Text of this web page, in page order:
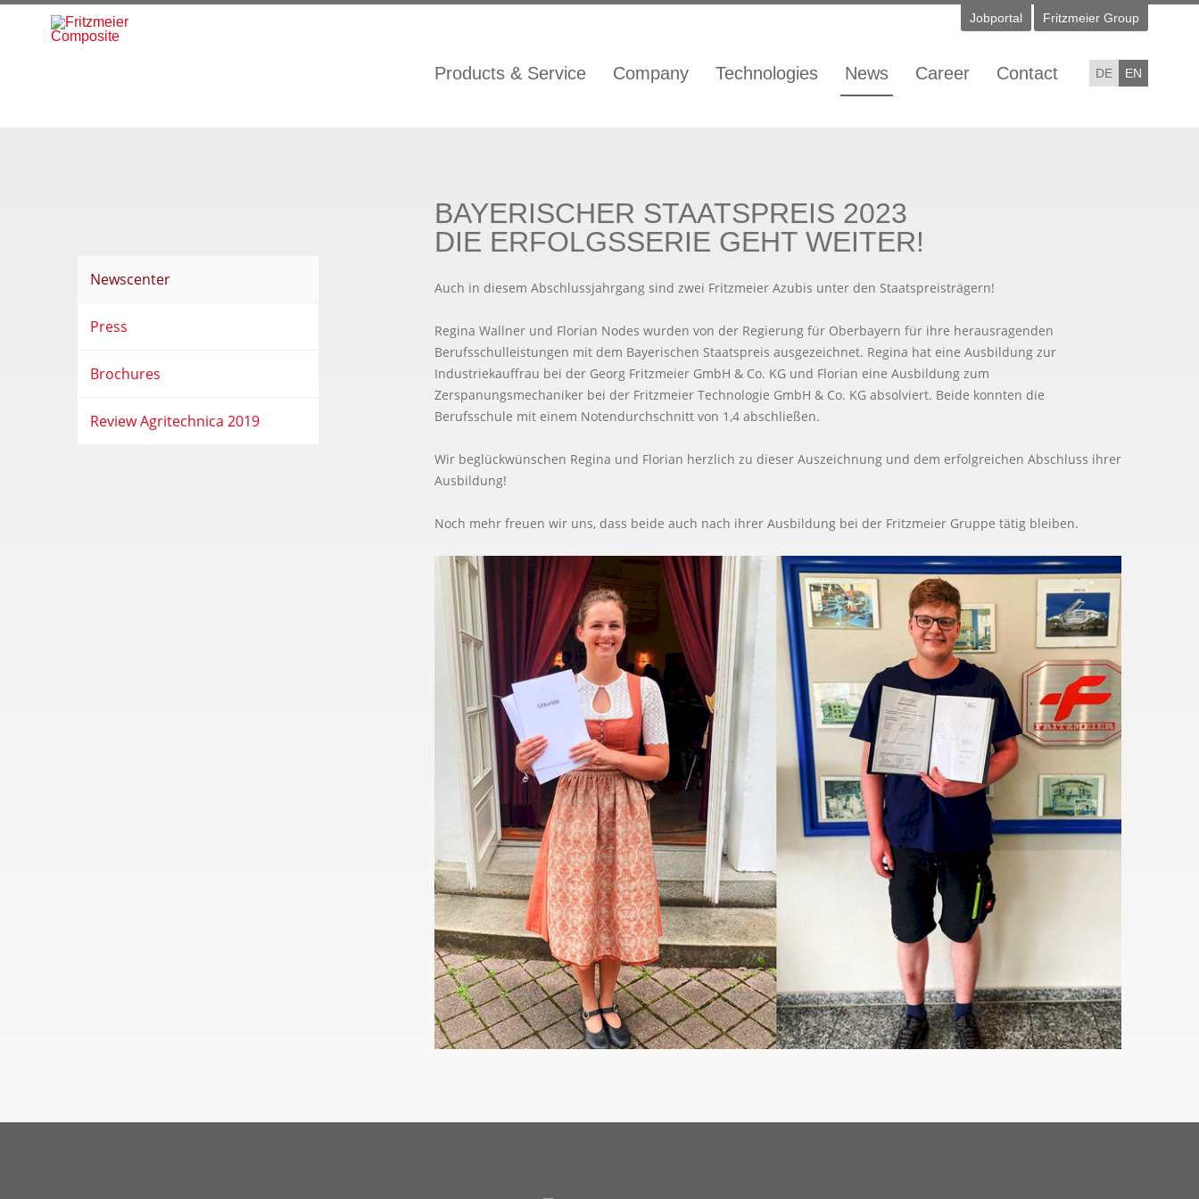
Fritzmeier Group
Jobportal
DE EN
Products & Service Company Technologies News Career Contact
Newscenter
Press
Brochures
Review Agritechnica 2019
BAYERISCHER STAATSPREIS 2023
DIE ERFOLGSSERIE GEHT WEITER!
Auch in diesem Abschlussjahrgang sind zwei Fritzmeier Azubis unter den Staatspreisträgern!
Regina Wallner und Florian Nodes wurden von der Regierung für Oberbayern für ihre herausragenden
Berufsschulleistungen mit dem Bayerischen Staatspreis ausgezeichnet. Regina hat eine Ausbildung zur
Industriekauffrau bei der Georg Fritzmeier GmbH & Co. KG und Florian eine Ausbildung zum
Zerspanungsmechaniker bei der Fritzmeier Technologie GmbH & Co. KG absolviert. Beide konnten die
Berufsschule mit einem Notendurchschnitt von 1,4 abschließen.
Wir beglückwünschen Regina und Florian herzlich zu dieser Auszeichnung und dem erfolgreichen Abschluss ihrer
Ausbildung!
Noch mehr freuen wir uns, dass beide auch nach ihrer Ausbildung bei der Fritzmeier Gruppe tätig bleiben.